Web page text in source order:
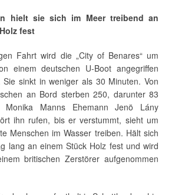
hielt sie sich im Meer treibend an
fest
Fahrt wird die „City of Benares“ um
einem deutschen U-Boot angegriffen
Sie sinkt in weniger als 30 Minuten. Von
an Bord sterben 250, darunter 83
Monika Manns Ehemann Jenö Lány
ihn rufen, bis er verstummt, sieht um
Menschen im Wasser treiben. Hält sich
lang an einem Stück Holz fest und wird
britischen Zerstörer aufgenommen